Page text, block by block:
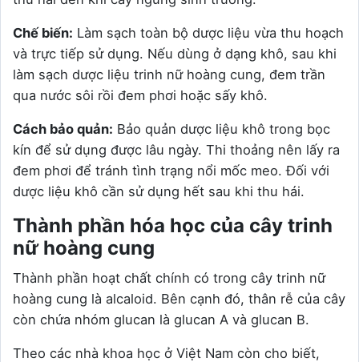
Chế biến: Làm sạch toàn bộ dược liệu vừa thu hoạch
và trực tiếp sử dụng. Nếu dùng ở dạng khô, sau khi
làm sạch dược liệu trinh nữ hoàng cung, đem trần
qua nước sôi rồi đem phơi hoặc sấy khô.
Cách bảo quản: Bảo quản dược liệu khô trong bọc
kín để sử dụng được lâu ngày. Thi thoảng nên lấy ra
đem phơi để tránh tình trạng nổi mốc meo. Đối với
dược liệu khô cần sử dụng hết sau khi thu hái.
Thành phần hóa học của cây trinh
nữ hoàng cung
Thành phần hoạt chất chính có trong cây trinh nữ
hoàng cung là alcaloid. Bên cạnh đó, thân rễ của cây
còn chứa nhóm glucan là glucan A và glucan B.
Theo các nhà khoa học ở Việt Nam còn cho biết,